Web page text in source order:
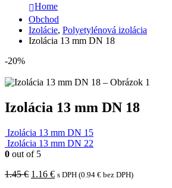
Home
Obchod
Izolácie, Polyetylénová izolácia
Izolácia 13 mm DN 18
-20%
Izolácia 13 mm DN 18
Izolácia 13 mm DN 15
Izolácia 13 mm DN 22
0 out of 5
1.45€ Pôvodná
1.16 €Aktuálna
s DPH (0.94 € bez DPH)